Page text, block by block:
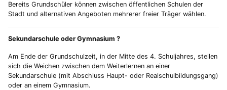
Bereits Grundschüler können zwischen öffentlichen Schulen der
Stadt und alternativen Angeboten mehrerer freier Träger wählen.
Sekundarschule oder Gymnasium ?
Am Ende der Grundschulzeit, in der Mitte des 4. Schuljahres, stellen
sich die Weichen zwischen dem Weiterlernen an einer
Sekundarschule (mit Abschluss Haupt- oder Realschulbildungsgang)
oder an einem Gymnasium.